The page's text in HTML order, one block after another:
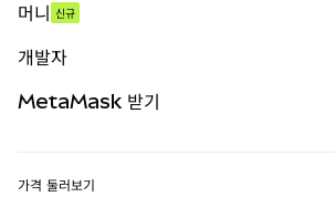
무기한 선물
실물자산
머니 신규
개발자
MetaMask 받기
가격 둘러보기